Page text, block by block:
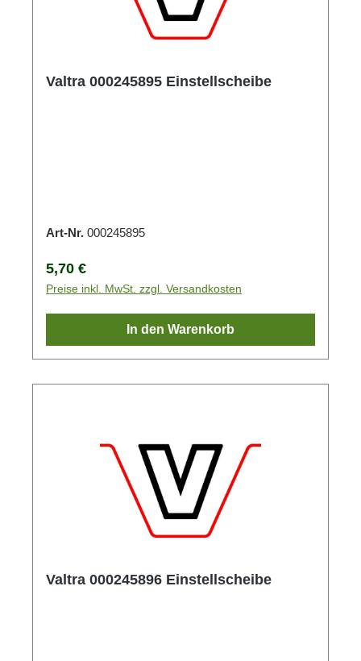
Valtra 000245895 Einstellscheibe
Art-Nr. 000245895
Regulärer Preis:
5,70 €
Preise inkl. MwSt. zzgl. Versandkosten
In den Warenkorb
Valtra 000245896 Einstellscheibe